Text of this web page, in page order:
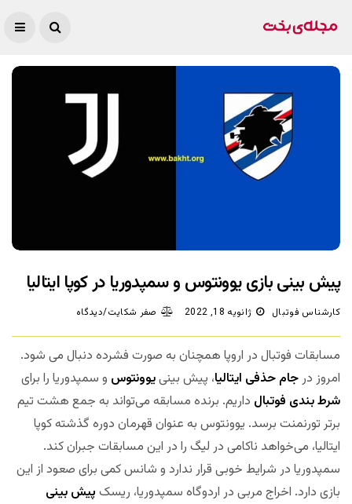
پیش بینی بازی یوونتوس و سمپدوریا در کوپا ایتالیا
کارشناس فوتبال ژانویه 18, 2022 صفر شکایت/دیدگاه
مسابقات فوتبال در اروپا همچنان به صورت فشرده دنبال می شود.
امروز درجام حذفی ایتالیا، پیش بینییوونتوس و سمپدوریا را برای
شرط بندی فوتبال داریم. برنده مسابقه می‌تواند به جمع هشت تیم
برتر تورنمنت برسد. یوونتوس به عنوان قهرمان دوره گذشته کوپا
ایتالیا، می‌خواهد ناکامی در لیگ را در این مسابقات جبران کند.
سمپدوریا در شرایط خوبی قرار ندارد و شانس کمی برای صعود از این
بازی دارد. اخراج مربی در اردوگاه سمپدوریا، ریسک پیش بینی